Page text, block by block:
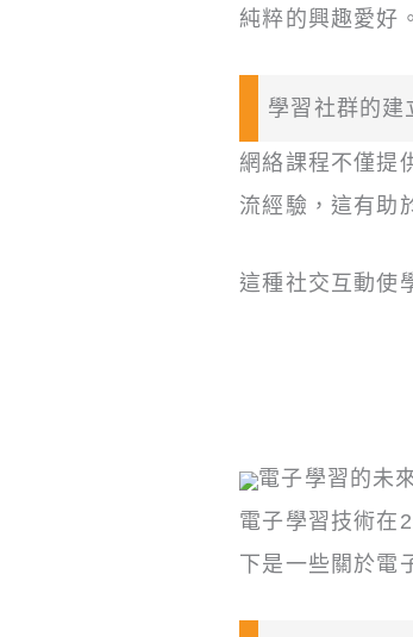
純粹的興趣愛好。
學習社群的建
網絡課程不僅提
流經驗，這有助
這種社交互動使
電子學習的未
電子學習技術在
下是一些關於電